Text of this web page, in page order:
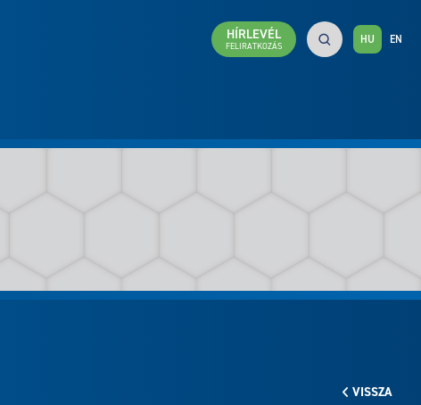
HÍRLEVÉL
FELIRATKOZÁS HU EN
VISSZA